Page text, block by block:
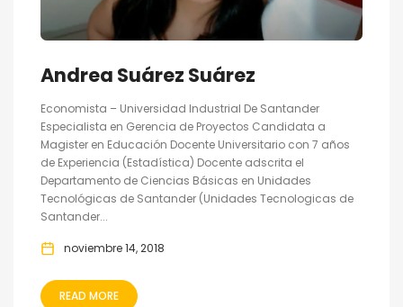
Andrea Suárez Suárez
Economista – Universidad Industrial De Santander
Especialista en Gerencia de Proyectos Candidata a
Magister en Educación Docente Universitario con 7 años
de Experiencia (Estadística) Docente adscrita el
Departamento de Ciencias Básicas en Unidades
Tecnológicas de Santander (Unidades Tecnologicas de
Santander...
noviembre 14, 2018
READ MORE